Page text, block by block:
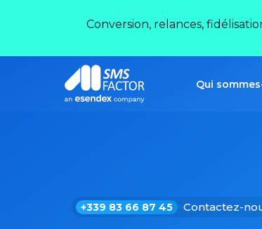
Conversion, relances,
Qui
+339 83 66 87 45 Contactez-